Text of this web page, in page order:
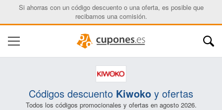
Si ahorras con un código descuento o una oferta, es posible que
recibamos una comisión.
Códigos descuento Kiwoko y ofertas
Todos los códigos promocionales y ofertas en agosto 2026.